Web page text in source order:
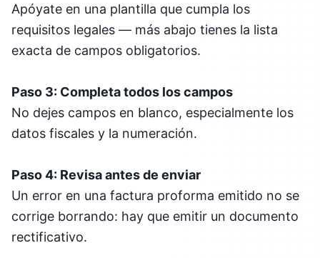
Apóyate en una plantilla que cumpla los
requisitos legales — más abajo tienes la lista
exacta de campos obligatorios.
Paso 3: Completa todos los campos
No dejes campos en blanco, especialmente los
datos fiscales y la numeración.
Paso 4: Revisa antes de enviar
Un error en una factura proforma emitido no se
corrige borrando: hay que emitir un documento
rectificativo.